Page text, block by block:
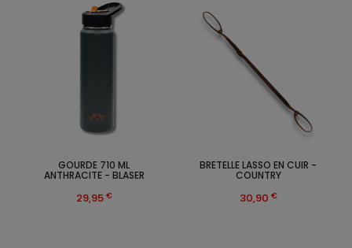
GOURDE 710 ML
ANTHRACITE - BLASER
29,95 €
BRETELLE LASSO EN CUIR -
COUNTRY
30,90 €